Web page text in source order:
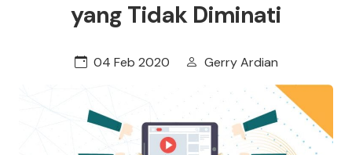
yang Tidak Diminati
04 Feb 2020 Gerry Ardian